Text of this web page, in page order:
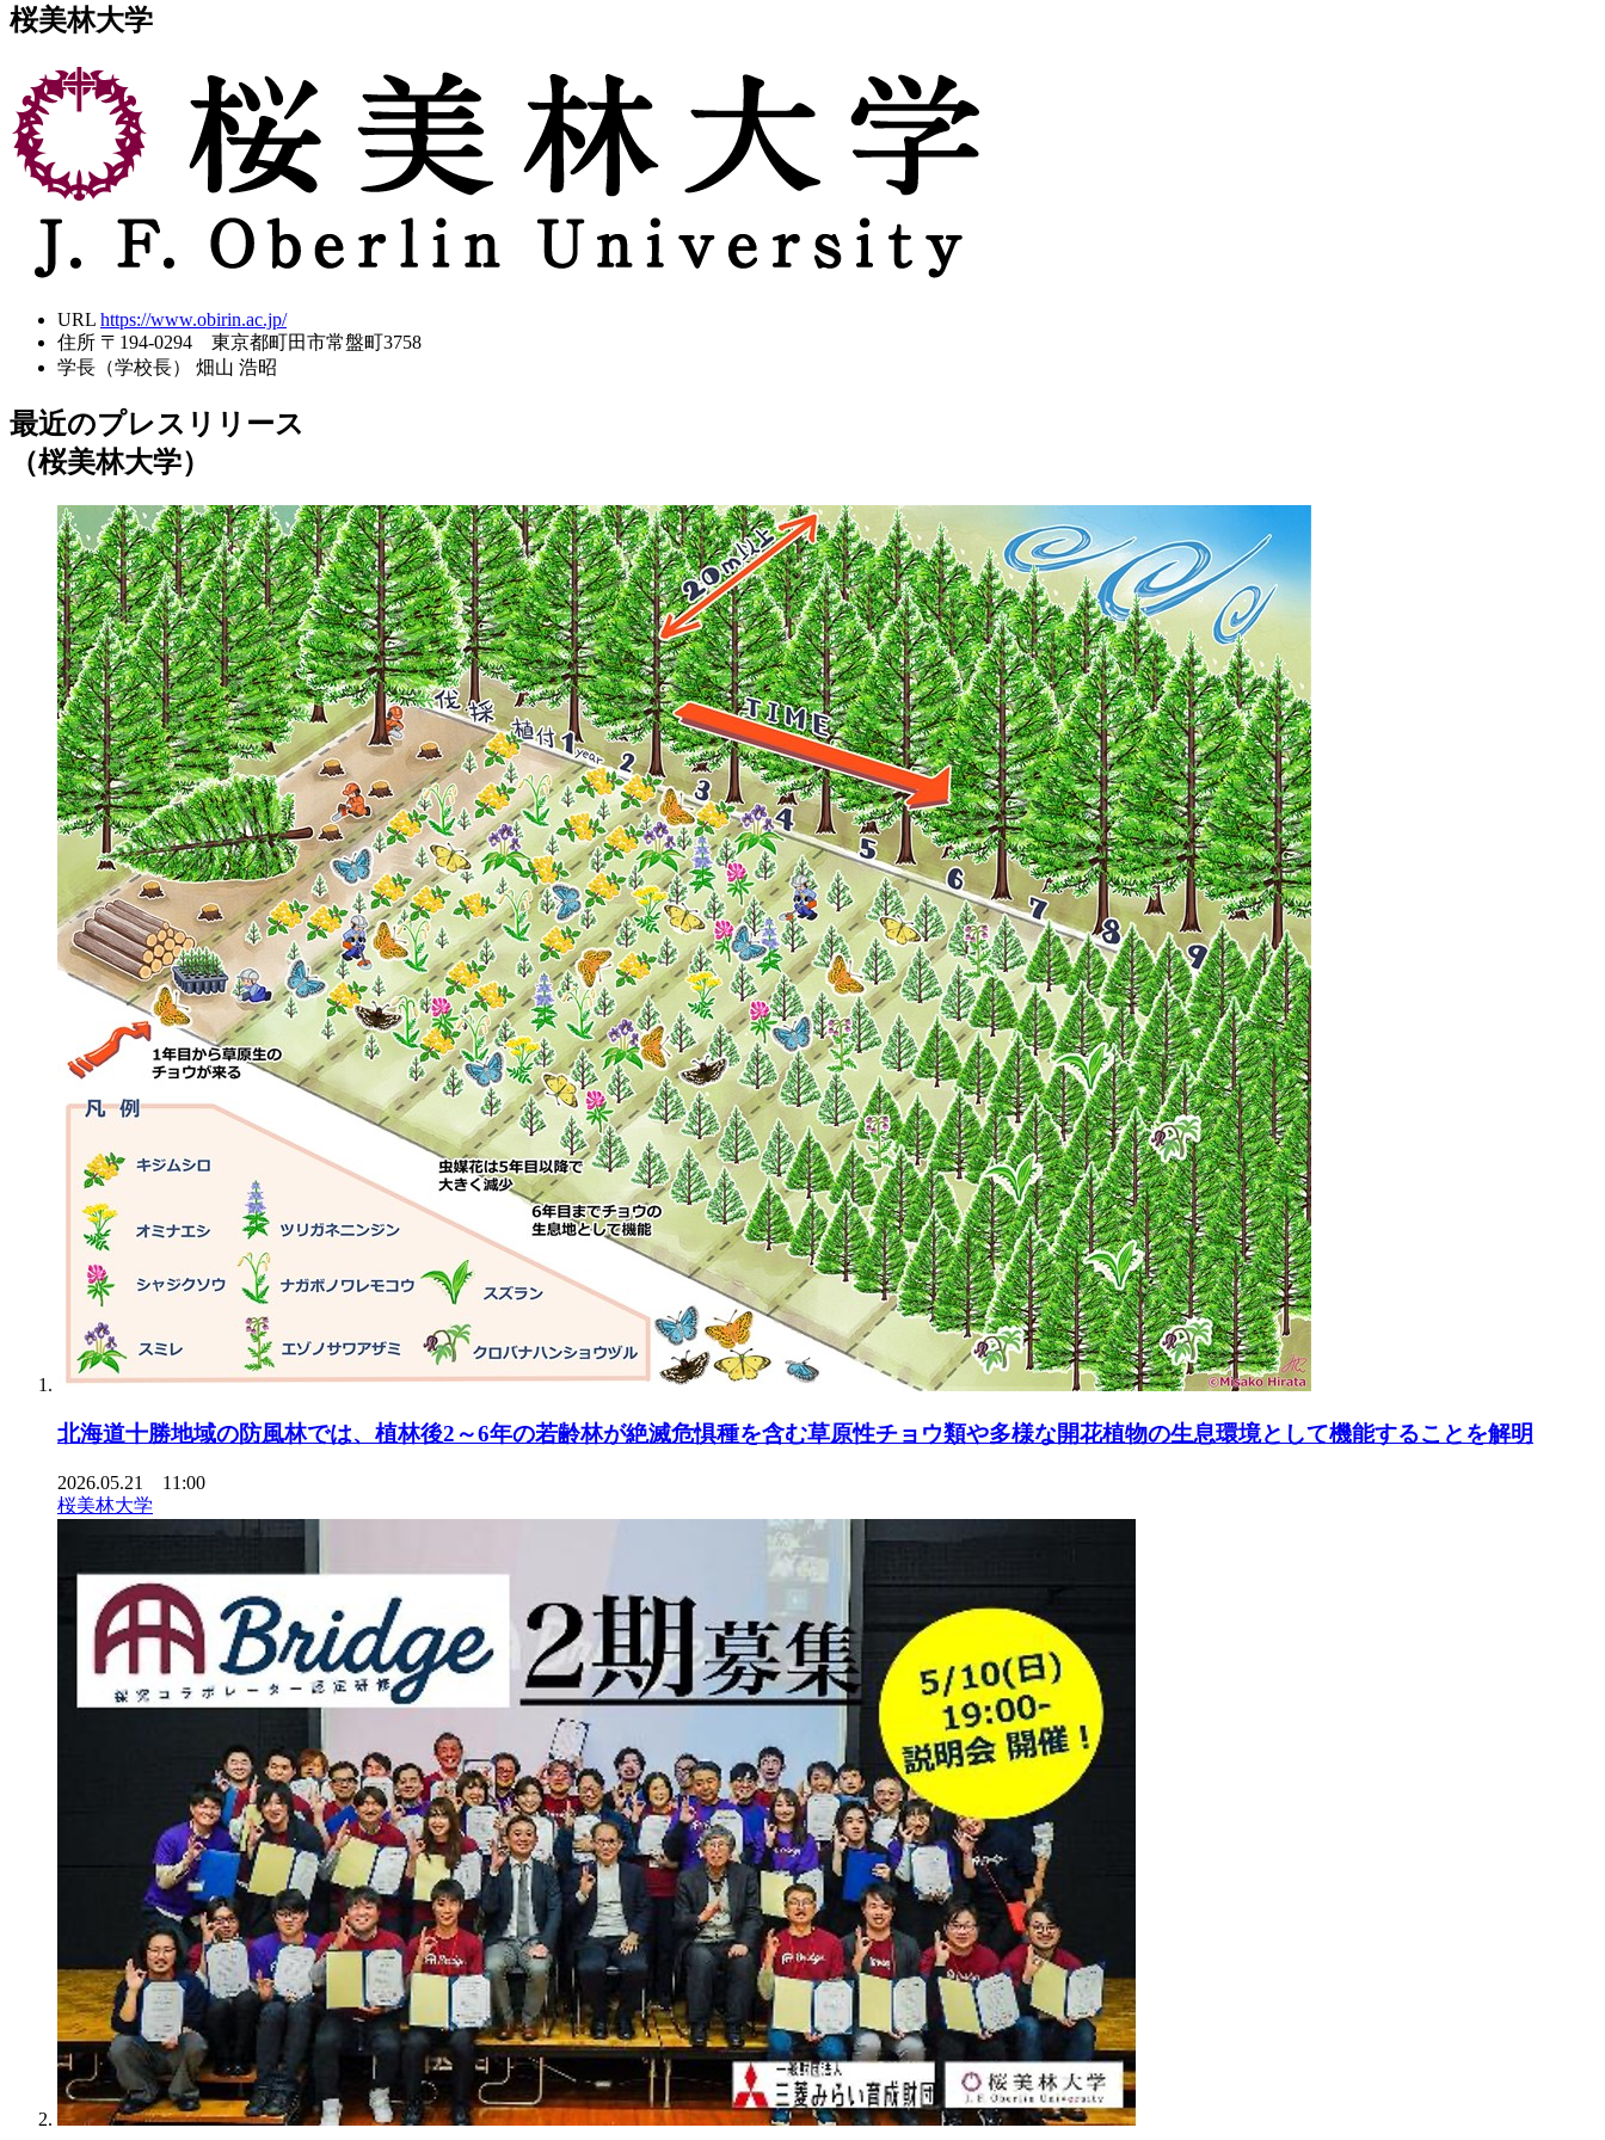
桜美林大学
URL https://www.obirin.ac.jp/
住所 〒194-0294 東京都町田市常盤町3758
学長（学校長）
畑山 浩昭
最近のプレスリリース
（桜美林大学）
北海道十勝地域の防風林では、植林後2～6年の若齢林が絶滅危惧種を含む草原性チョウ類や多様な開花植物の生息環境として機能することを解明
2026.05.21 11:00
桜美林大学